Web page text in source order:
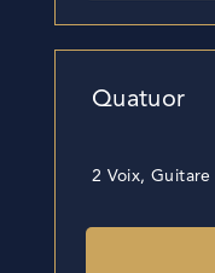
Quatuor
2 Voix,